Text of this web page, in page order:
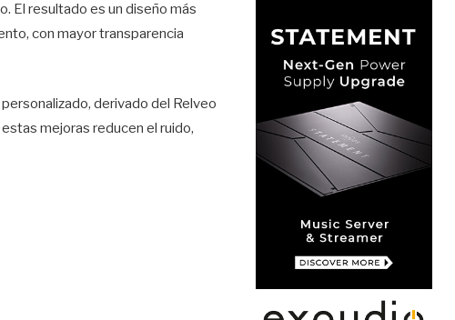
El resultado es un diseño más
con mayor transparencia
derivado del Relveo
mejoras reducen el ruido,